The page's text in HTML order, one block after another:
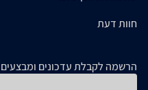
חוות דעת
הרשמה לקבלת עדכונים ומבצעים